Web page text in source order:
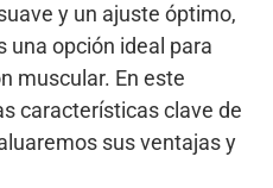
y un ajuste óptimo,
opción ideal para
muscular. En este
características clave de
sus ventajas y